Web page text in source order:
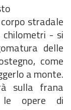
stradale
- si
delle
come
a monte.
sulla frana
le opere di